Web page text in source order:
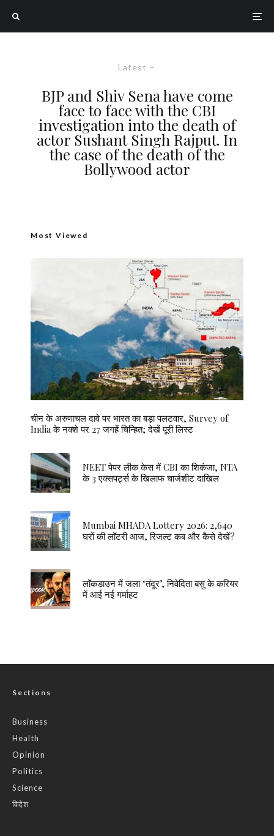
Latest
BJP and Shiv Sena have come
face to face with the CBI
investigation into the death of
actor Sushant Singh Rajput. In
the case of the death of the
Bollywood actor
Most Viewed
चीन के अरुणाचल दावे पर भारत का बड़ा पलटवार, Survey of
India के नक्शे पर 27 जगहें चिन्हित; देखें पूरी लिस्ट
NEET पेपर लीक केस में CBI का शिकंजा, NTA
के 3 एक्सपर्ट्स के खिलाफ चार्जशीट दाखिल
Mumbai MHADA Lottery 2026: 2,640
घरों की लॉटरी आज, रिजल्ट कब और कैसे देखें?
लॉकडाउन में जला ‘तंदूर’, निवेदिता बसु के करियर
में आई नई गर्माहट
Sections
Business
Health
Opinion
Politics
Science
विदेश